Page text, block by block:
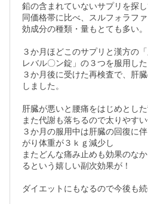
鉛の含まれていないサプリを探し
同価格帯に比べ、スルフォラフ
効成分の種類・量もとても多い。
３か月ほどこのサプリと漢方の
レバル〇ン錠」の３つを服用し
３か月後に受けた再検査で、肝
しました。
肝臓が悪いと腰痛をはじめとし
また代謝も落ちるので太りやすい
３か月の服用中は肝臓の回復に
がり体重が３ｋｇ減少し
またどんな痛み止めも効果のな
るという嬉しい副次効果が！
ダイエットにもなるので今後も